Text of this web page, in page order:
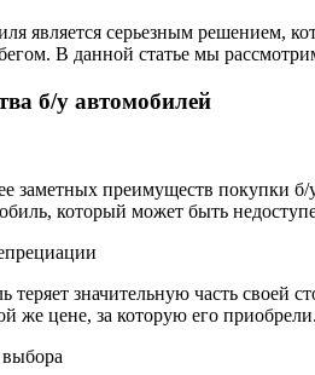
является серьезным решением,
В данной статье мы
б/у автомобилей
заметных преимуществ покупки б/
который может быть
теряет значительную часть своей
же цене, за которую его приобрели.
выбора